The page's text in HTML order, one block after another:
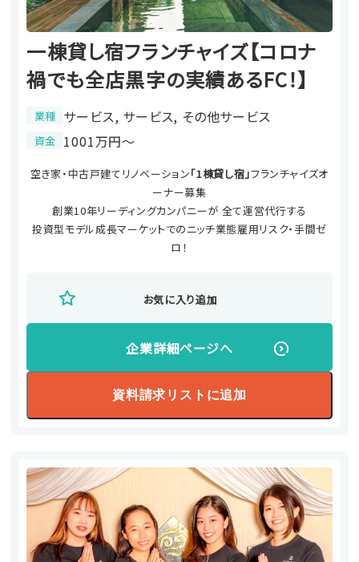
一棟貸し宿フランチャイズ【コロナ
禍でも全店黒字の実績あるFC！】
業種 サービス, サービス, その他サービス
資金 1001万円〜
空き家・中古戸建てリノベーション「1棟貸し宿」フランチャイズオ
ーナー募集
創業10年リーディングカンパニーが 全て運営代行する
投資型モデル成長マーケットでのニッチ業態雇用リスク・手間ゼ
ロ！
お気に入り追加
企業詳細ページへ
資料請求リストに追加